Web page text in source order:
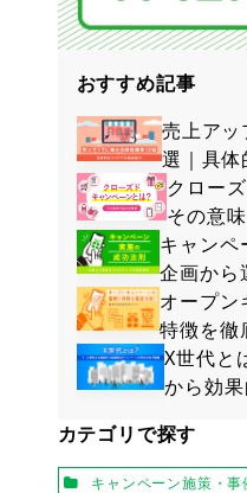
おすすめ記事
売上ア
選｜具
クロー
その意
キャンペ
企画から
オープン
特徴を徹
X世代と
から効
カテゴリで探す
キャンペーン施策・事